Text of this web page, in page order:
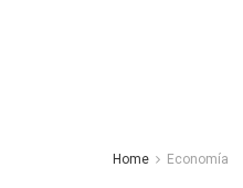
Home Economía